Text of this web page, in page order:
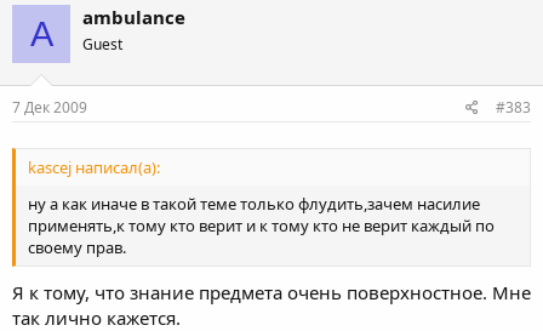
A ambulance
Guest
7 Дек 2009 #383
kascej написал(а):
ну а как иначе в такой теме только флудить,зачем насилие
применять,к тому кто верит и к тому кто не верит каждый по
своему прав.
Я к тому, что знание предмета очень поверхностное. Мне
так лично кажется.